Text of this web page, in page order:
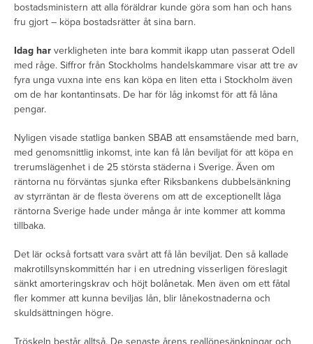
bostadsministern att alla föräldrar kunde göra som han och hans
fru gjort – köpa bostadsrätter åt sina barn.
Idag har verkligheten inte bara kommit ikapp utan passerat Odell
med råge. Siffror från Stockholms handelskammare visar att tre av
fyra unga vuxna inte ens kan köpa en liten etta i Stockholm även
om de har kontantinsats. De har för låg inkomst för att få låna
pengar.
Nyligen visade statliga banken SBAB att ensamstående med barn,
med genomsnittlig inkomst, inte kan få lån beviljat för att köpa en
trerumslägenhet i de 25 största städerna i Sverige. Även om
räntorna nu förväntas sjunka efter Riksbankens dubbelsänkning
av styrräntan är de flesta överens om att de exceptionellt låga
räntorna Sverige hade under många år inte kommer att komma
tillbaka.
Det lär också fortsatt vara svårt att få lån beviljat. Den så kallade
makrotillsynskommittén har i en utredning visserligen föreslagit
sänkt amorteringskrav och höjt bolånetak. Men även om ett fåtal
fler kommer att kunna beviljas lån, blir lånekostnaderna och
skuldsättningen högre.